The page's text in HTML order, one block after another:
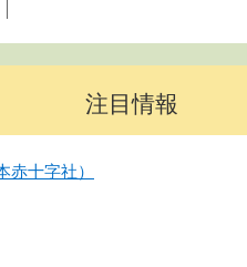
注目情報
十字社）